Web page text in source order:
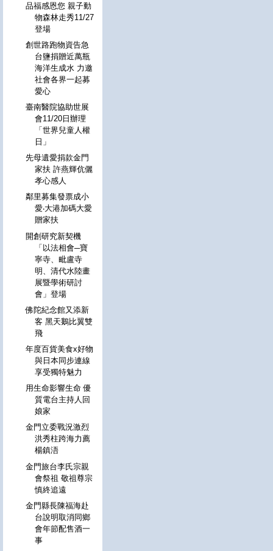
品福感恩您 親子動
物森林走秀11/27
登場
創世路跑物資告急
台鹽捐贈近萬瓶
海洋生成水 力邀
社會各界一起募
愛心
臺南醫院協助世展
會11/20日辦理
「世界兒童人權
日」
先母遺愛捐款金門
家扶 許燕輝伉儷
孝心感人
鄰里募集發票成小
愛‧大港加碼大愛
贈家扶
開創研究新契機
「以法相會─寶
寧寺、毗盧寺
明、清代水陸畫
展暨學術研討
會」登場
佛陀紀念館又添新
客 黑天鵝比翼雙
飛
年度百貨美食x好物
與日本同步連線
享受獨特魅力
用生命影響生命 優
質電台主持人回
娘家
金門立委戰況激烈
洪秀柱跨海力薦
楊鎮浯
金門旅台李氏宗親
會祭祖 敬祖尊宗
慎終追遠
金門縣長陳福海赴
台說明取消同鄉
會年節配售酒一
事